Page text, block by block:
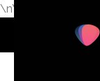
\n\n